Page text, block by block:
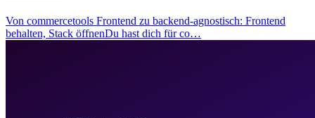
Von commercetools Frontend zu backend-agnostisch: Frontend
behalten, Stack öffnenDu hast dich für co…